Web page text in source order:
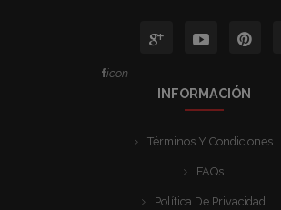
icon
INFORMACIÓN
Términos Y Condiciones
FAQs
Política De Privacidad